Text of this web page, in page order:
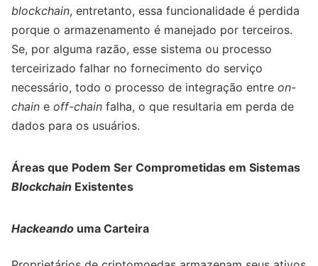
blockchain, entretanto, essa funcionalidade é perdida
porque o armazenamento é manejado por terceiros.
Se, por alguma razão, esse sistema ou processo
terceirizado falhar no fornecimento do serviço
necessário, todo o processo de integração entre on-
chain e off-chain falha, o que resultaria em perda de
dados para os usuários.
Áreas que Podem Ser Comprometidas em Sistemas
Blockchain Existentes
Hackeando uma Carteira